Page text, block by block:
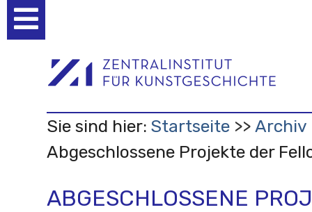
Werkzeuge
Sie sind hier: Startseite
Archiv
Abgeschlossene Projekte der
ABGESCHLOSSENE